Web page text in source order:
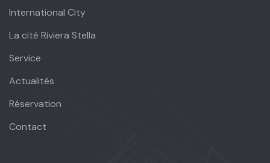
International City
La cité Riviera Stella
Service
Actualités
Réservation
Contact